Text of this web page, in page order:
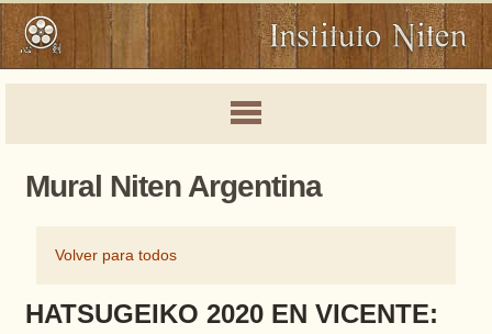
Mural Niten Argentina
Volver para todos
HATSUGEIKO 2020 EN VICENTE: